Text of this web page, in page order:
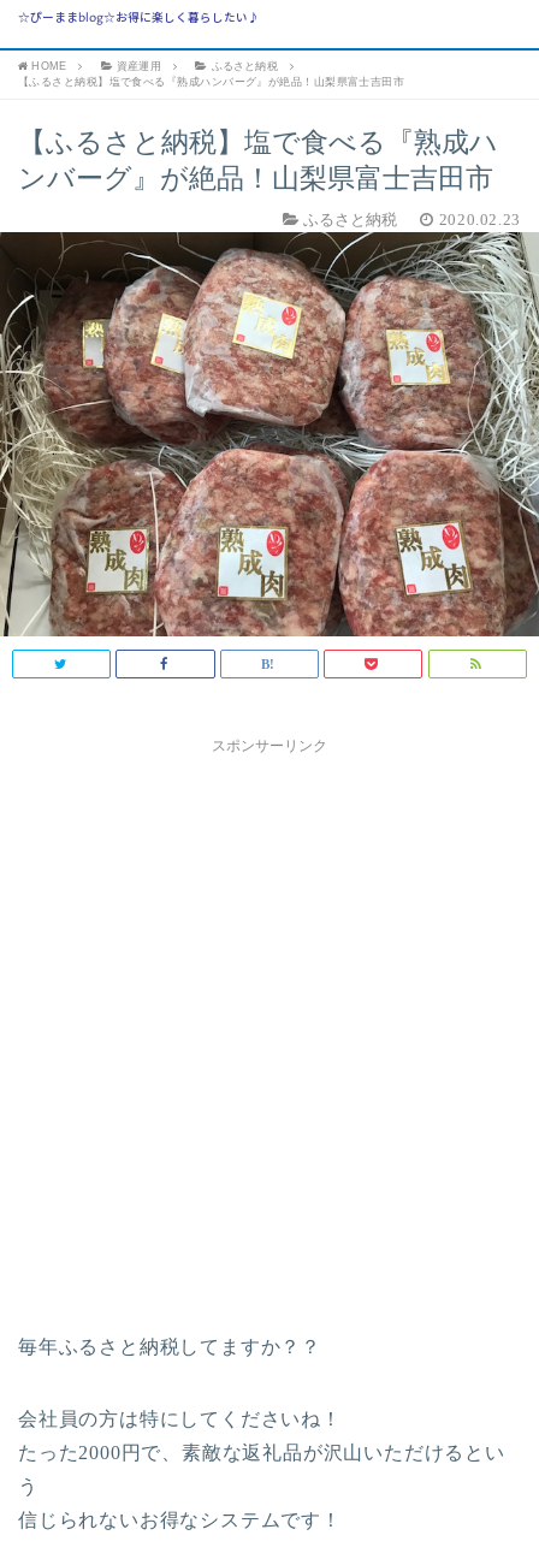
☆ぴーままblog☆お得に楽しく暮らしたい♪
HOME 資産運用
ふるさと納税
【ふるさと納税】塩で食べる『熟成ハンバーグ』が絶品！山梨県富士吉田市
【ふるさと納税】塩で食べる『熟成ハ
ンバーグ』が絶品！山梨県富士吉田市
ふるさと納税 2020.02.23
スポンサーリンク
毎年ふるさと納税してますか？？
会社員の方は特にしてくださいね！
たった2000円で、素敵な返礼品が沢山いただけるとい
う
信じられないお得なシステムです！